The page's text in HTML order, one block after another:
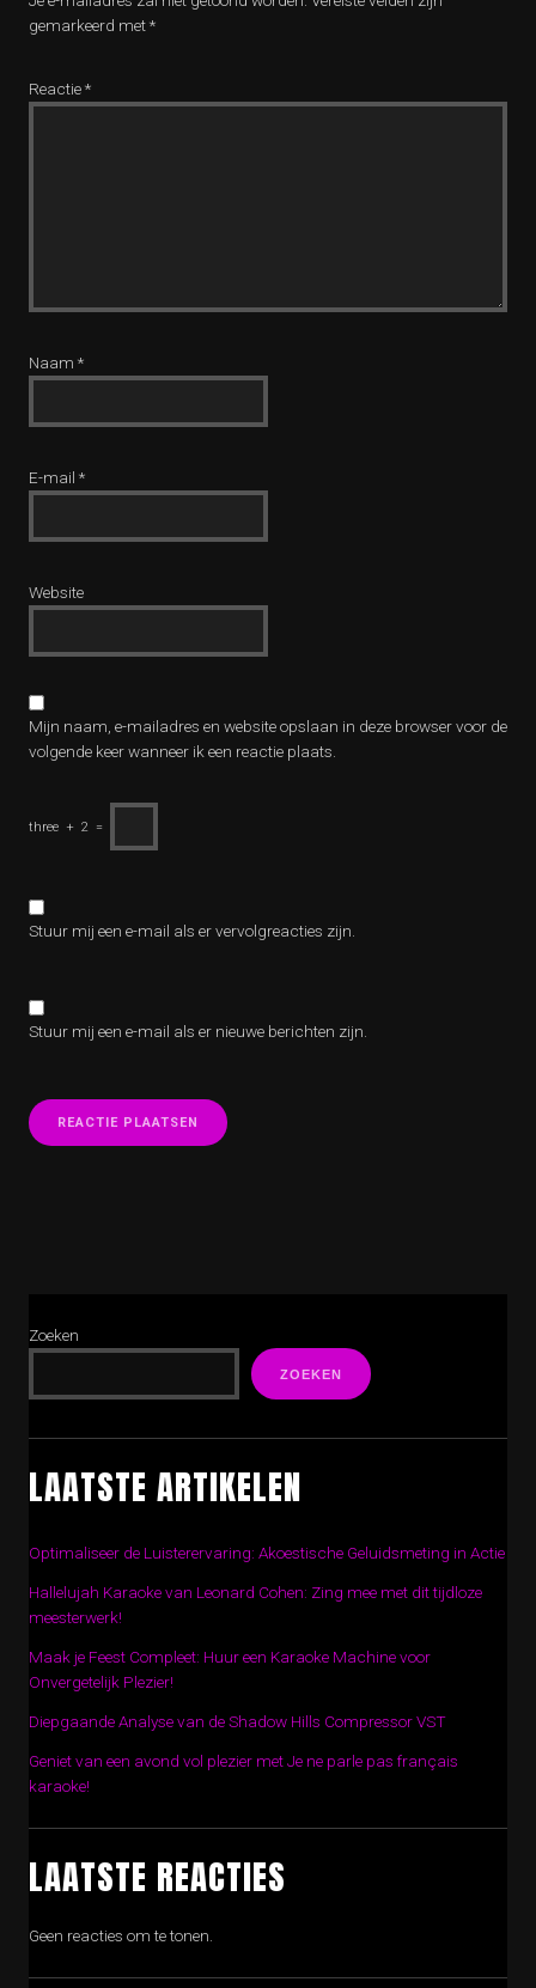
gemarkeerd met*
Reactie*
Naam *
E-mail *
Website
Mijn naam, e-mailadres en website opslaan in deze browser voor de
volgende keer wanneer ik een reactie plaats.
three + 2 =
Stuur mij een e-mail als er vervolgreacties zijn.
Stuur mij een e-mail als er nieuwe berichten zijn.
Zoeken
ZOEKEN
LAATSTE ARTIKELEN
Optimaliseer de Luisterervaring: Akoestische Geluidsmeting in Actie
Hallelujah Karaoke van Leonard Cohen: Zing mee met dit tijdloze
meesterwerk!
Maak je Feest Compleet: Huur een Karaoke Machine voor
Onvergetelijk Plezier!
Diepgaande Analyse van de Shadow Hills Compressor VST
Geniet van een avond vol plezier met Je ne parle pas français
karaoke!
LAATSTE REACTIES
Geen reacties om te tonen.